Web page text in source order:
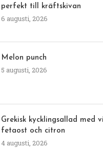
perfekt till kräftskivan
6 augusti, 2026
Melon punch
5 augusti, 2026
Grekisk kycklingsallad med
fetaost och citron
4 augusti, 2026